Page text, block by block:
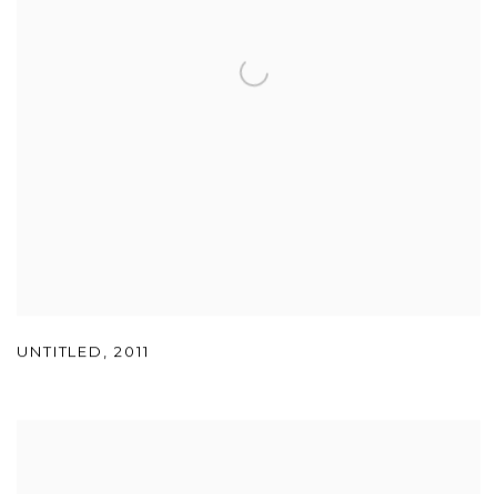
UNTITLED , 2011